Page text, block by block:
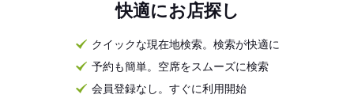
快適にお店探し
クイックな現在地検索。検索が快適に
予約も簡単。空席をスムーズに検索
会員登録なし。すぐに利用開始